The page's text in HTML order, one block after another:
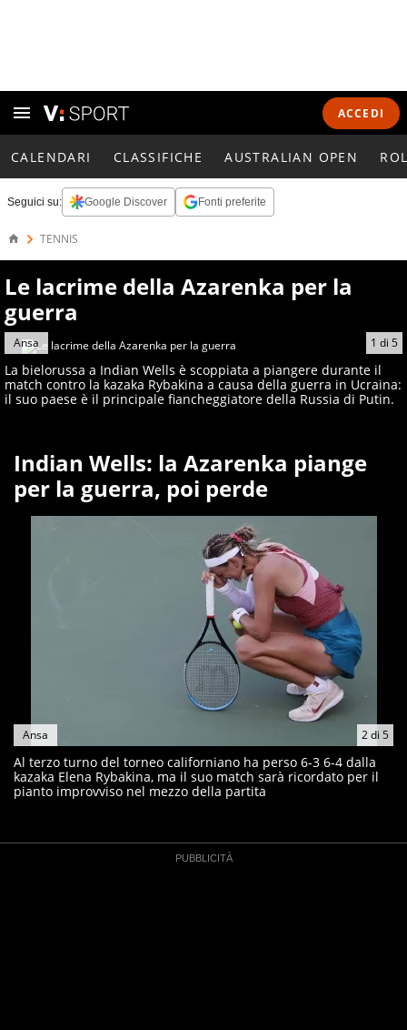
ACCEDI
CALENDARI CLASSIFICHE AUSTRALIAN OPEN
Seguici su: Google Discover Fonti preferite
TENNIS
Le lacrime della Azarenka per la
guerra
1 di 5
Ansa
La bielorussa a Indian Wells è scoppiata a piangere durante il
match contro la kazaka Rybakina a causa della guerra in Ucraina:
il suo paese è il principale fiancheggiatore della Russia di Putin.
Indian Wells: la Azarenka piange
per la guerra, poi perde
2di 5
Ansa
Al terzo turno del torneo californiano ha perso 6-3 6-4 dalla
kazaka Elena Rybakina, ma il suo match sarà ricordato per il
pianto improvviso nel mezzo della partita